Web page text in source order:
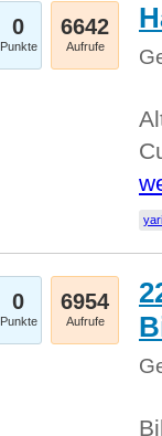
0
Punkte
6642
Aufrufe
0
Punkte
6954
Aufrufe